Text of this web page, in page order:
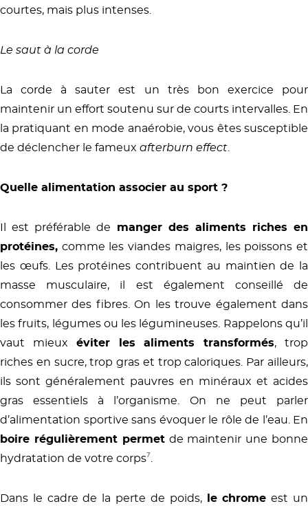
courtes, mais plus intenses.
Le saut à la corde
La corde à sauter est un très bon exercice pour
maintenir un effort soutenu sur de courts intervalles. En
la pratiquant en mode anaérobie, vous êtes susceptible
de déclencher le fameux afterburn effect.
Quelle alimentation associer au sport ?
Il est préférable de manger des aliments riches en
protéines, comme les viandes maigres, les poissons et
les œufs. Les protéines contribuent au maintien de la
masse musculaire, il est également conseillé de
consommer des fibres. On les trouve également dans
les fruits, légumes ou les légumineuses. Rappelons qu’il
vaut mieux éviter les aliments transformés, trop
riches en sucre, trop gras et trop caloriques. Par ailleurs,
ils sont généralement pauvres en minéraux et acides
gras essentiels à l’organisme. On ne peut parler
d’alimentation sportive sans évoquer le rôle de l’eau. En
boire régulièrement permetde maintenir une bonne
hydratation de votre corps⁷.
Dans le cadre de la perte de poids, le chrome est un